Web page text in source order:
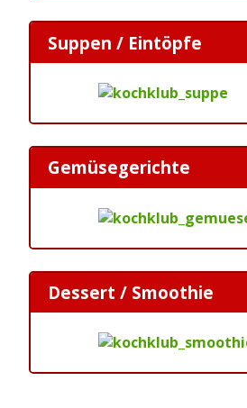
Suppen / Eintöpfe
Gemüsegerichte
Dessert / Smoothie